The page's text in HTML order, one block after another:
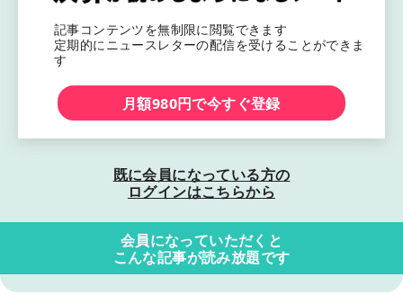
記事コンテンツを無制限に閲覧できます
定期的にニュースレターの配信を受けることができま
す
月額980円で今すぐ登録
既に会員になっている方の
ログインはこちらから
会員になっていただくと
こんな記事が読み放題です